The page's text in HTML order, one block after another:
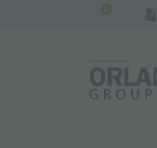
0